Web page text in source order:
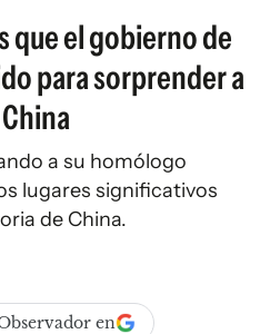
que el gobierno de
para sorprender a
a su homólogo
lugares significativos
de China.
en